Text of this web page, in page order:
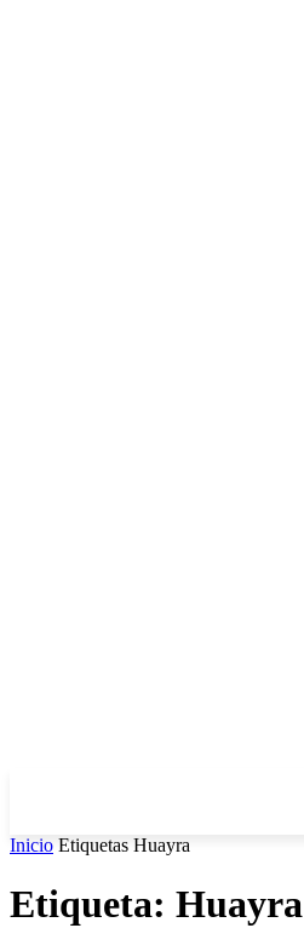
Inicio Etiquetas Huayra
Etiqueta: Huayra